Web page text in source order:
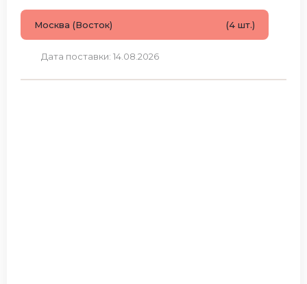
Москва (Восток) (4 шт.)
Дата поставки: 14.08.2026